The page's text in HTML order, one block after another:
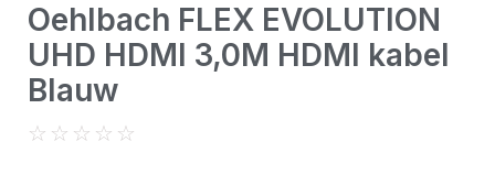
Oehlbach FLEX EVOLUTION
UHD HDMI 3,0M HDMI kabel
Blauw
☆ ☆ ☆ ☆ ☆